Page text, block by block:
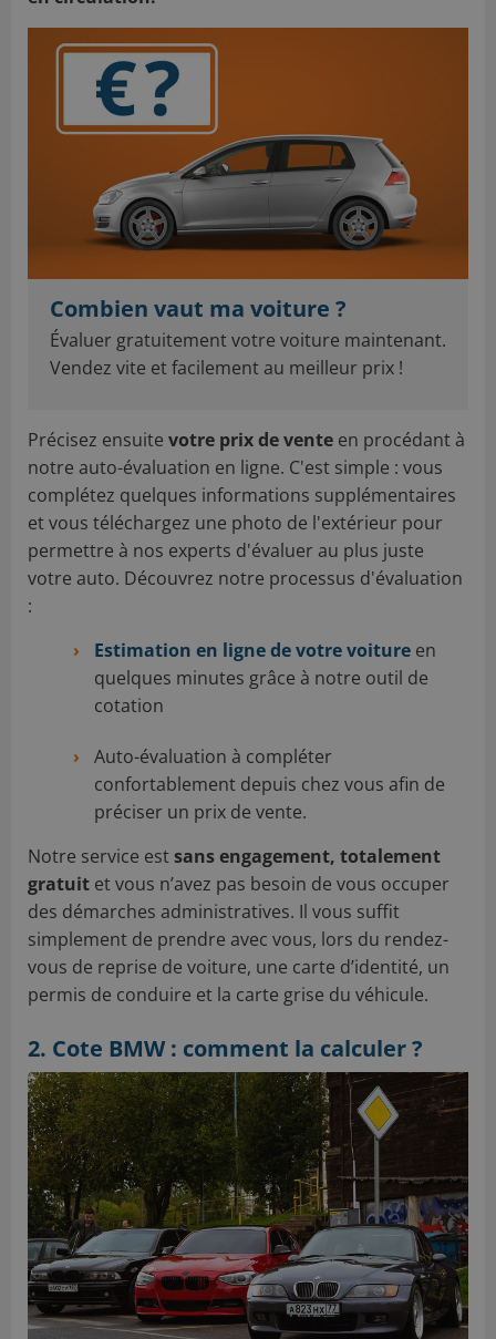
Combien vaut ma voiture ?
Évaluer gratuitement votre voiture maintenant.
Vendez vite et facilement au meilleur prix !
Précisez ensuite votre prix de vente en procédant à
notre auto-évaluation en ligne. C'est simple : vous
complétez quelques informations supplémentaires
et vous téléchargez une photo de l'extérieur pour
permettre à nos experts d'évaluer au plus juste
votre auto. Découvrez notre processus d'évaluation
:
Estimation en ligne de votre voiture en
quelques minutes grâce à notre outil de
cotation
Auto-évaluation à compléter
confortablement depuis chez vous afin de
préciser un prix de vente.
Notre service estsans engagement, totalement
gratuit et vous n’avez pas besoin de vous occuper
des démarches administratives. Il vous suffit
simplement de prendre avec vous, lors du rendez-
vous de reprise de voiture, une carte d’identité, un
permis de conduire et la carte grise du véhicule.
2. Cote BMW : comment la calculer ?